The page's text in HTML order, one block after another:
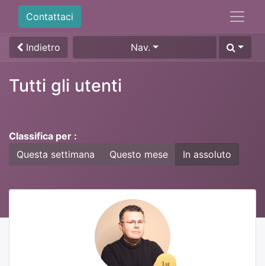
Contattaci
Indietro Nav.
Tutti gli utenti
Classifica per :
Questa settimana
Questo mese In assoluto